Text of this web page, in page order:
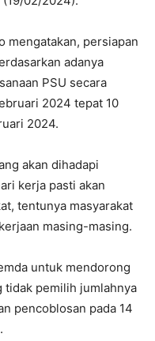
mengatakan, persiapan
adanya
PSU secara
2024 tepat 10
2024.
akan dihadapi
kerja pasti akan
tentunya masyarakat
masing-masing.
untuk mendorong
tidak pemilih jumlahnya
pencoblosan pada 14